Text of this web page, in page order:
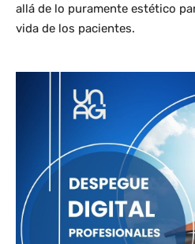
allá de lo puramente estético
vida de los pacientes.